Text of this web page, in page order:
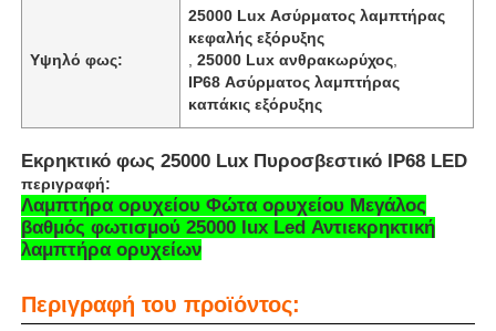
Υψηλό φως:
25000 Lux Ασύρματος λαμπτήρας
κεφαλής εξόρυξης
,25000 Lux ανθρακωρύχος
IP68 Ασύρματος λαμπτήρας
καπάκις εξόρυξης
Εκρηκτικό φως 25000 Lux Πυροσβεστικό IP68 LED
περιγραφή:
Λαμπτήρα ορυχείου Φώτα ορυχείου Μεγάλος
βαθμός φωτισμού 25000 lux Led Αντιεκρηκτική
λαμπτήρα ορυχείων
Περιγραφή του προϊόντος: